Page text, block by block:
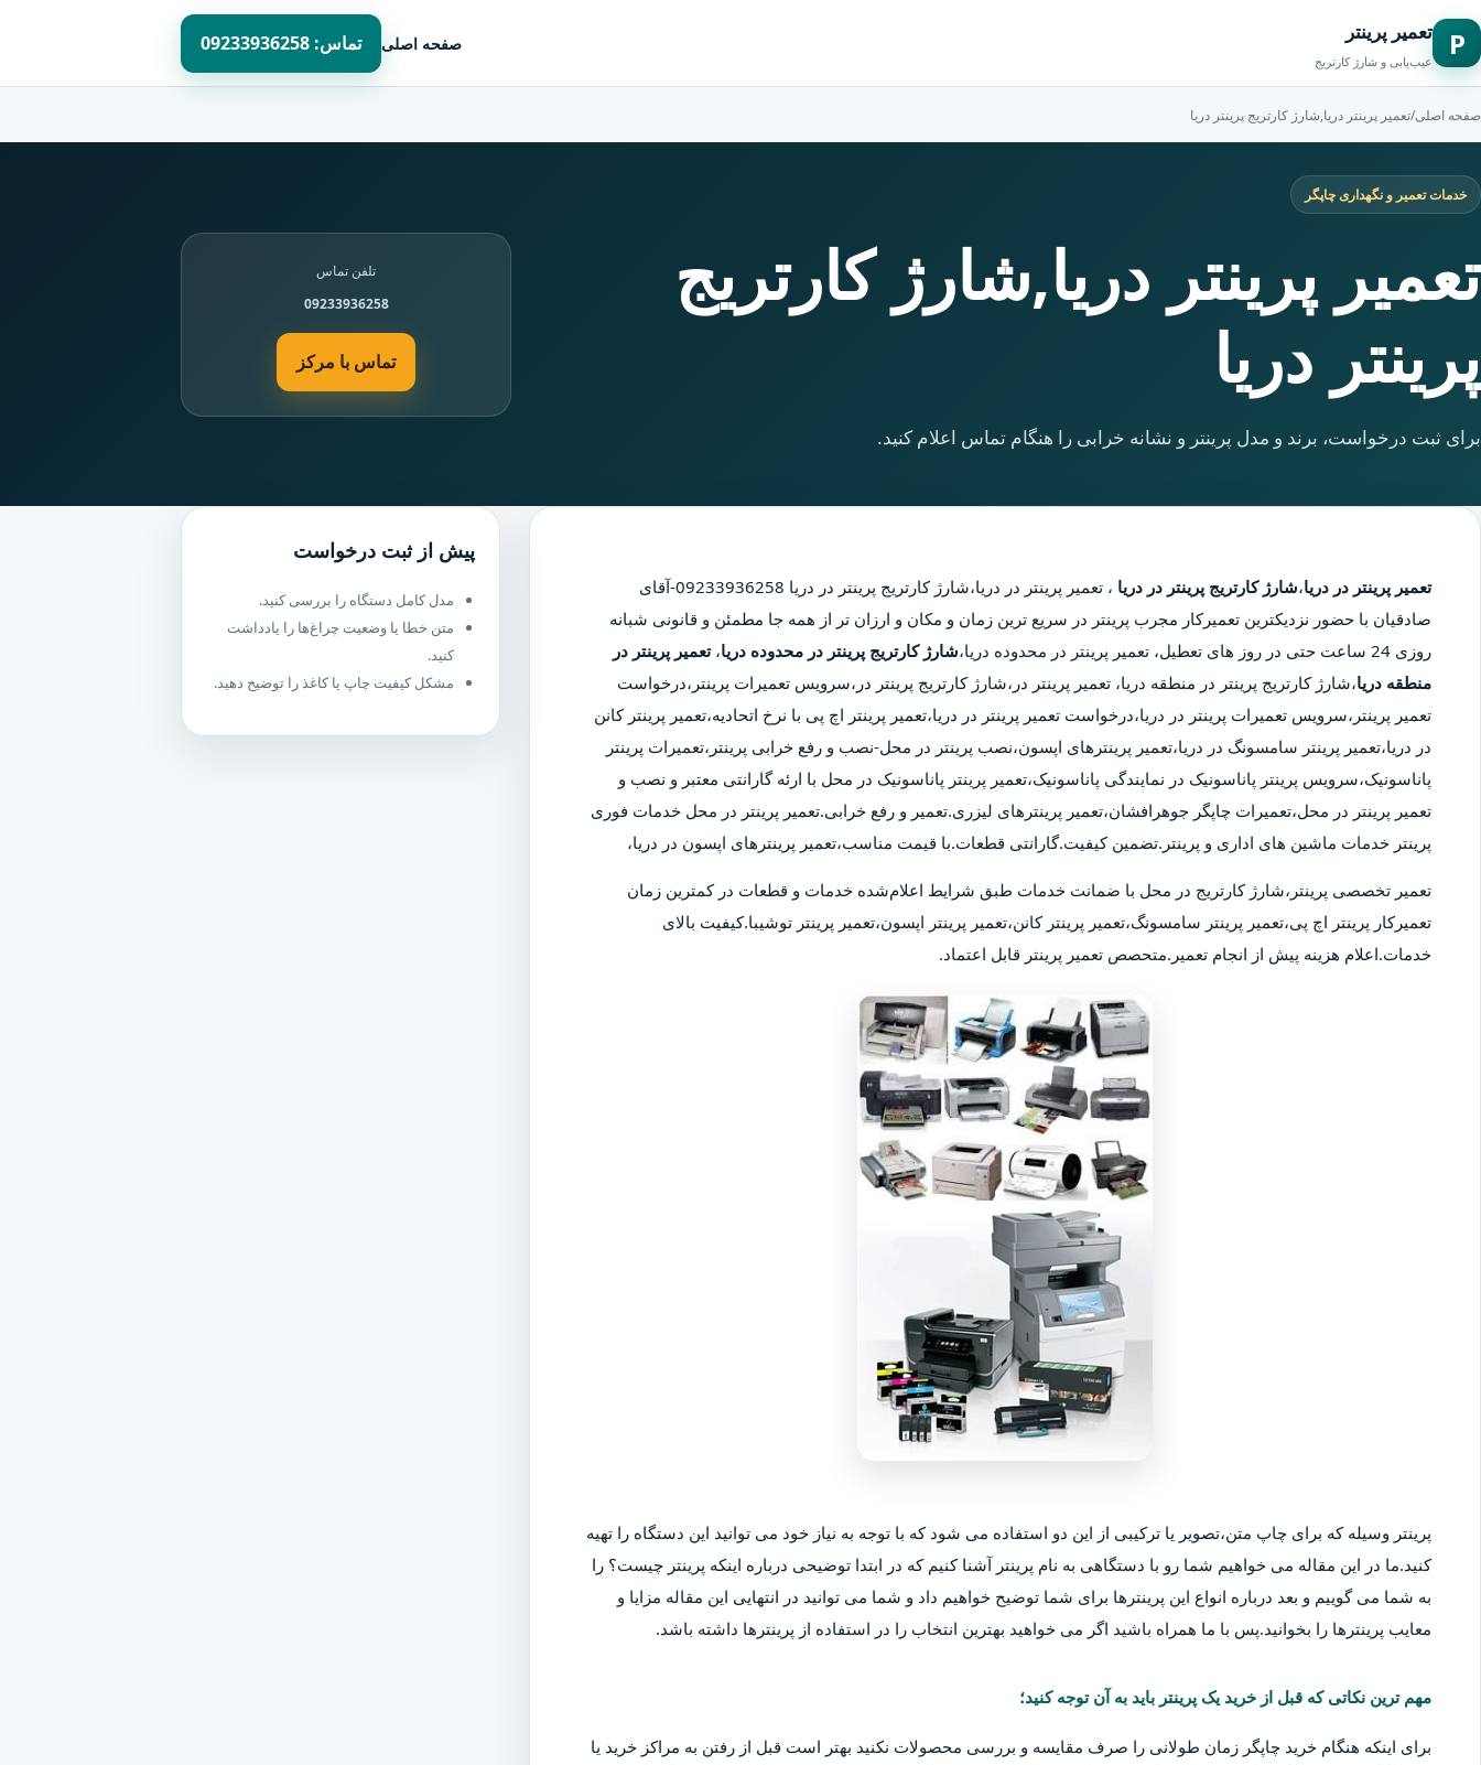
P تعمیر پرینتر
عیب‌یابی و شارژ کارتریج
صفحه اصلی تماس: 09233936258
صفحه اصلی/تعمیر پرینتر دریا,شارژ کارتریج پرینتر دریا
خدمات تعمیر و نگهداری چاپگر
تعمیر پرینتر دریا,شارژ کارتریج
پرینتر دریا
برای ثبت درخواست، برند و مدل پرینتر و نشانه خرابی را هنگام تماس اعلام کنید.
تلفن تماس
09233936258
تماس با مرکز
تعمیر پرینتر در دریا،شارژ کارتریج پرینتر در دریا ، تعمیر پرینتر در دریا،شارژ کارتریج پرینتر در دریا
09233936258-آقای
صادقیان با حضور نزدیکترین تعمیرکار مجرب پرینتر در سریع ترین زمان و مکان و ارزان تر از همه جا مطمئن و قانونی شبانه
روزی 24 ساعت حتی در روز های تعطیل، تعمیر پرینتر در محدوده دریا،
شارژ کارتریج پرینتر در محدوده دریا، تعمیر پرینتر در
منطقه دریا،شارژ کارتریج پرینتر در منطقه دریا، تعمیر پرینتر در،شارژ کارتریج پرینتر در،سرویس تعمیرات پرینتر،درخواست
تعمیر پرینتر،سرویس تعمیرات پرینتر در دریا،درخواست تعمیر پرینتر در دریا،تعمیر پرینتر اچ پی با نرخ اتحادیه،تعمیر پرینتر کانن
در دریا،تعمیر پرینتر سامسونگ در دریا،تعمیر پرینترهای اپسون،نصب پرینتر در محل-نصب و رفع خرابی پرینتر،تعمیرات پرینتر
پاناسونیک،سرویس پرینتر پاناسونیک در نمایندگی پاناسونیک،تعمیر پرینتر پاناسونیک در محل با ارئه گارانتی معتبر و نصب و
تعمیر پرینتر در محل،تعمیرات چاپگر جوهرافشان،تعمیر پرینترهای لیزری.تعمیر و رفع خرابی.تعمیر پرینتر در محل خدمات فوری
پرینتر خدمات ماشین های اداری و پرینتر.تضمین کیفیت.گارانتی قطعات.با قیمت مناسب،تعمیر پرینترهای اپسون در دریا،
تعمیر تخصصی پرینتر،شارژ کارتریج در محل با ضمانت خدمات طبق شرایط اعلام‌شده خدمات و قطعات در کمترین زمان
تعمیرکار پرینتر اچ پی،تعمیر پرینتر سامسونگ،تعمیر پرینتر کانن،تعمیر پرینتر اپسون،تعمیر پرینتر توشیبا.کیفیت بالای
خدمات.اعلام هزینه پیش از انجام تعمیر.متحصص تعمیر پرینتر قابل اعتماد.
پرینتر وسیله که برای چاپ متن،تصویر یا ترکیبی از این دو استفاده می شود که با توجه به نیاز خود می توانید این دستگاه را تهیه
کنید.ما در این مقاله می خواهیم شما رو با دستگاهی به نام پرینتر آشنا کنیم که در ابتدا توضیحی درباره اینکه پرینتر چیست؟ را
به شما می گوییم و بعد درباره انواع این پرینترها برای شما توضیح خواهیم داد و شما می توانید در انتهایی این مقاله مزایا و
معایب پرینترها را بخوانید.پس با ما همراه باشید اگر می خواهید بهترین انتخاب را در استفاده از پرینترها داشته باشد.
مهم ترین نکاتی که قبل از خرید یک پرینتر باید به آن توجه کنید؛
برای اینکه هنگام خرید چاپگر زمان طولانی را صرف مقایسه و بررسی محصولات نکنید بهتر است قبل از رفتن به مراکز خرید یا
پیش از ثبت درخواست
مدل کامل دستگاه را بررسی کنید.
متن خطا یا وضعیت چراغ‌ها را یادداشت
کنید.
مشکل کیفیت چاپ یا کاغذ را توضیح دهید.